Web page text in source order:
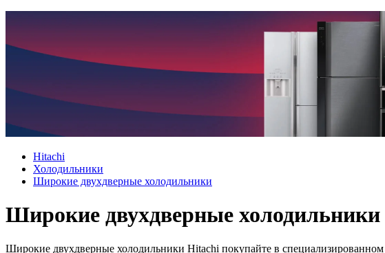
Hitachi
Холодильники
Широкие двухдверные холодильники
Широкие двухдверные
Широкие двухдверные холодильники Hitachi покупайте в